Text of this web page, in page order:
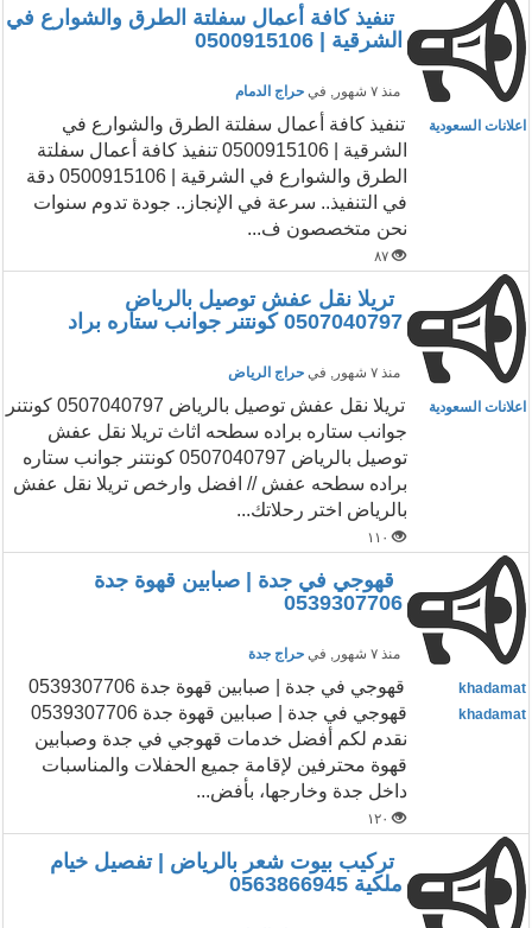
تنفيذ كافة أعمال سفلتة الطرق والشوارع في
الشرقية | 0500915106
منذ ٧ شهور , في حراج الدمام
اعلانات السعودية
تنفيذ كافة أعمال سفلتة الطرق والشوارع في
الشرقية | 0500915106 تنفيذ كافة أعمال سفلتة
الطرق والشوارع في الشرقية | 0500915106 دقة
في التنفيذ.. سرعة في الإنجاز.. جودة تدوم سنوات
نحن متخصصون ف...
٨٧
تريلا نقل عفش توصيل بالرياض
0507040797 كونتنر جوانب ستاره براد
منذ ٧ شهور , في حراج الرياض
اعلانات السعودية
تريلا نقل عفش توصيل بالرياض 0507040797 كونتنر
جوانب ستاره براده سطحه اثاث تريلا نقل عفش
توصيل بالرياض 0507040797 كونتنر جوانب ستاره
براده سطحه عفش // افضل وارخص تريلا نقل عفش
بالرياض اختر رحلاتك...
١١٠
قهوجي في جدة | صبابين قهوة جدة
0539307706
منذ ٧ شهور , في حراج جدة
khadamat
khadamat
قهوجي في جدة | صبابين قهوة جدة 0539307706
قهوجي في جدة | صبابين قهوة جدة 0539307706
نقدم لكم أفضل خدمات قهوجي في جدة وصبابين
قهوة محترفين لإقامة جميع الحفلات والمناسبات
داخل جدة وخارجها، بأفض...
١٢٠
تركيب بيوت شعر بالرياض | تفصيل خيام
ملكية 0563866945